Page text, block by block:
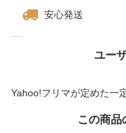
安心発送
ユー
Yahoo!フリマが定めた一
付与しています
価格の相談
この商品
この商品をみている人